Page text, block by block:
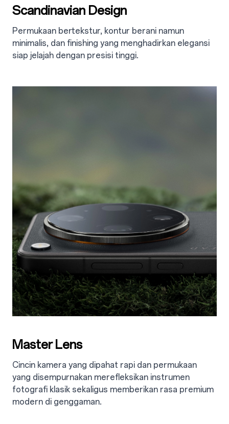
Scandinavian Design
Permukaan bertekstur, kontur berani namun
minimalis, dan finishing yang menghadirkan elegansi
siap jelajah dengan presisi tinggi.
Master Lens
Cincin kamera yang dipahat rapi dan permukaan
yang disempurnakan merefleksikan instrumen
fotografi klasik sekaligus memberikan rasa premium
modern di genggaman.